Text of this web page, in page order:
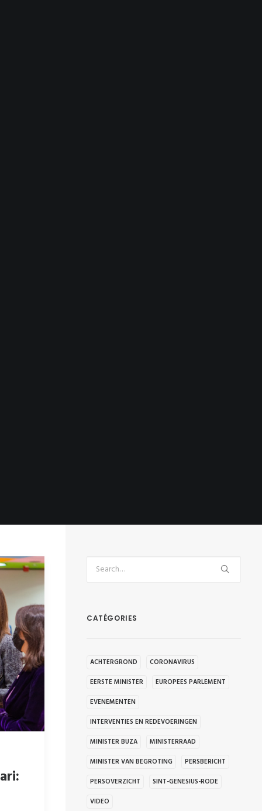
CATÉGORIES
ACHTERGROND
CORONAVIRUS
EERSTE MINISTER
EUROPEES PARLEMENT
EVENEMENTEN
INTERVENTIES EN REDEVOERINGEN
MINISTER BUZA
MINISTERRAAD
MINISTER VAN BEGROTING
PERSBERICHT
PERSOVERZICHT
SINT-GENESIUS-RODE
VIDEO